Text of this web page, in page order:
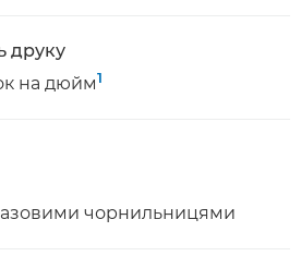
друку
на дюйм1
чорнильницями